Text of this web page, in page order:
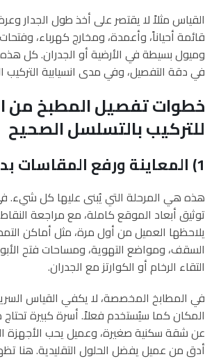
القياس مثلاً لا يقتصر على أخذ طول الجدار
قائمة أحياناً، وأعمدة، ومخارج كهرباء،
وميول بسيطة في الأرضية أو الجدران. كل هذه
في دقة التفصيل، وفي مدى انسيابية التركيب
خطوات تفصيل المطبخ من
للتركيب بالتسلسل الصحيح
1) المعاينة ورفع المقاسات بدقة
هذه هي المرحلة التي يُبنى عليها كل شيء. في
توثيق أبعاد الموقع كاملة، مع مراجعة النقاط
يلاحظها العميل من أول مرة، مثل أماكن
السقف، ومواضع التهوية، ومساحات فتح
التقاء الرخام أو الكوارتز مع الجدران.
في المطابخ المخصصة، لا يكفي القياس
المكان كما سيُستخدم فعلاً. أسرة كبيرة
عن شقة سكنية صغيرة، وعميل يحب الأجهزة
أدق من عميل يفضل الحلول التقليدية. هنا